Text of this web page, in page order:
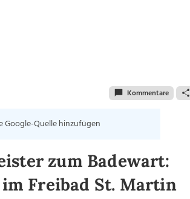
Kommentare
Google-Quelle hinzufügen
zum Badewart:
Freibad St. Martin